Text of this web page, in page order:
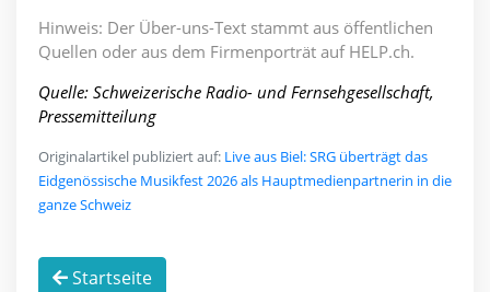
Hinweis: Der Über-uns-Text stammt aus öffentlichen
Quellen oder aus dem Firmenporträt auf HELP.ch.
Quelle: Schweizerische Radio- und Fernsehgesellschaft,
Pressemitteilung
Originalartikel publiziert auf: Live aus Biel: SRG überträgt das
Eidgenössische Musikfest 2026 als Hauptmedienpartnerin in die
ganze Schweiz
Startseite